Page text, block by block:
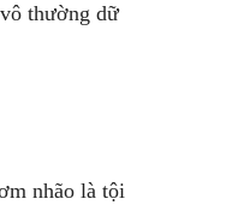
thường dữ
nhão là tội